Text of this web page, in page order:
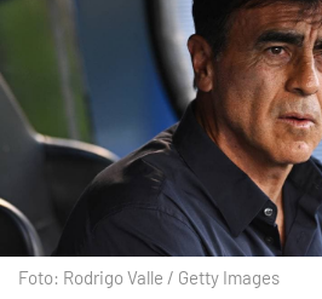
Foto: Rodrigo Valle / Getty Images